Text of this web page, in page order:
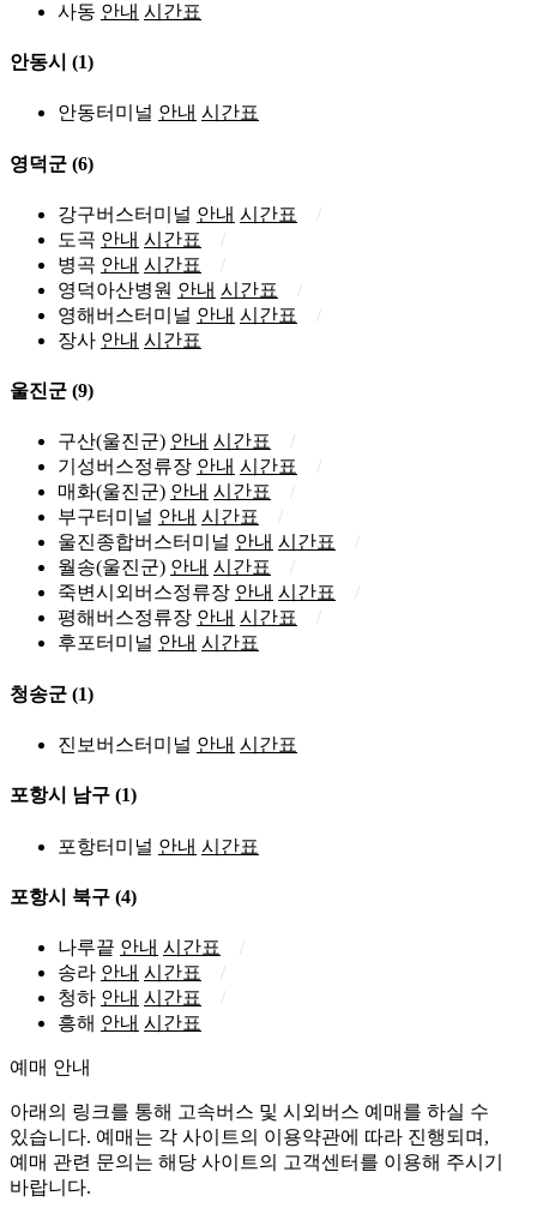
사동 안내 시간표
안동시 (1)
안동터미널 안내 시간표
영덕군 (6)
강구버스터미널 안내 시간표
도곡 안내 시간표
병곡 안내 시간표
영덕아산병원 안내 시간표
영해버스터미널 안내 시간표
장사 안내 시간표
울진군 (9)
구산(울진군) 안내 시간표
기성버스정류장 안내 시간표
매화(울진군) 안내 시간표
부구터미널 안내 시간표
울진종합버스터미널 안내 시간표
월송(울진군) 안내 시간표
죽변시외버스정류장 안내 시간표
평해버스정류장 안내 시간표
후포터미널 안내 시간표
청송군 (1)
진보버스터미널 안내 시간표
포항시 남구 (1)
포항터미널 안내 시간표
포항시 북구 (4)
나루끝 안내 시간표
송라 안내 시간표
청하 안내 시간표
흥해 안내 시간표
예매 안내
아래의 링크를 통해 고속버스 및 시외버스 예매를 하실 수
있습니다. 예매는 각 사이트의 이용약관에 따라 진행되며,
예매 관련 문의는 해당 사이트의 고객센터를 이용해 주시기
바랍니다.